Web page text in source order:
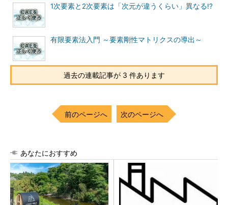
1次要素と2次要素は「次元が違うくらい」異なる!?
有限要素法入門 ～要素剛性マトリクスの導出～
過去の連載記事が 3 件あります
前のページへ 次のページへ
あなたにおすすめ